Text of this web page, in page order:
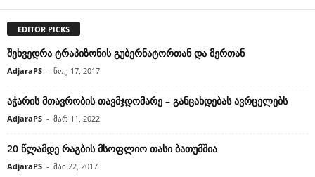
EDITOR PICKS
შეხვედრა ტრაპიზონის გუბერნატორთან და მერთან
AdjaraPS - ნოე 17, 2017
აჭარის მთავრობის თავმჯდომარე – განცახდებას ავრცელებს
AdjaraPS - მარ 11, 2022
20 წლამდე რაგბის მსოფლიო თასი ბათუმშია
AdjaraPS - მაი 22, 2017